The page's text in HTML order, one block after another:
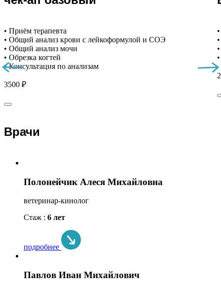
• Приём терапевта
• Общий анализ крови с лейкоформулой и СОЭ
• Общий анализ мочи
• Обрезка когтей
• Консультация по анализам
3500 ₽
Врачи
Полонейчик Алеся Михайловна
ветеринар-кинолог
Стаж : 6 лет
подробнее
Павлов Иван Михайлович